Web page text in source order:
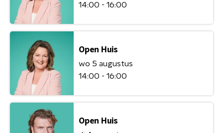
14:00 - 16:00
Open Huis
wo 5 augustus
14:00 - 16:00
Open Huis